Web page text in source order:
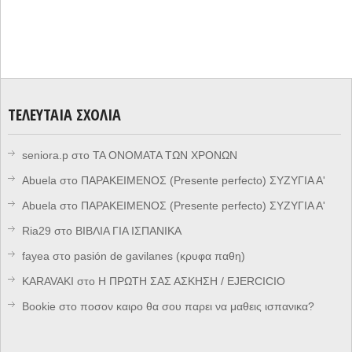
ΤΕΛΕΥΤΑΊΑ ΣΧΌΛΙΑ
seniora.p στο ΤΑ ΟΝΟΜΑΤΑ ΤΩΝ ΧΡΟΝΩΝ
Abuelaστο ΠΑΡΑΚΕΙΜΕΝΟΣ (Presente perfecto) ΣΥΖΥΓΙΑ Α'
Abuelaστο ΠΑΡΑΚΕΙΜΕΝΟΣ (Presente perfecto) ΣΥΖΥΓΙΑ Α'
Ria29 στο ΒΙΒΛΙΑ ΓΙΑ ΙΣΠΑΝΙΚΑ
fayeaστο pasión de gavilanes (κρυφα παθη)
KARAVAKI στο Η ΠΡΩΤΗ ΣΑΣ ΑΣΚΗΣΗ / EJERCICIO
Bookie στο ποσον καιρο θα σου παρει να μαθεις ισπανικα?